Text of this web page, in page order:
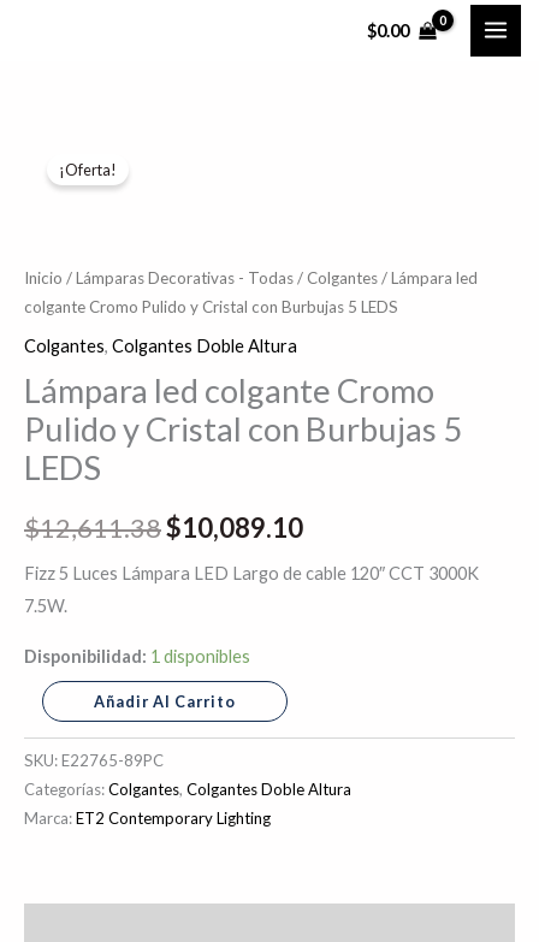
$0.00
¡Oferta!
Inicio /Lámparas Decorativas - Todas/ Colgantes/ Lámpara led
colgante Cromo Pulido y Cristal con Burbujas 5 LEDS
Colgantes, Colgantes Doble Altura
Lámpara led colgante Cromo
Pulido y Cristal con Burbujas 5
LEDS
$12,611.38
era:
$12,611.38.
$10,089.10
es:
Fizz 5 Luces Lámpara LED Largo de cable 120″ CCT 3000K
7.5W.
Disponibilidad: 1 disponibles
Pulido
y
Cristal
Burbujas
5
LEDS
Añadir Al Carrito
SKU:E22765-89PC
Categorías:Colgantes, Colgantes Doble Altura
Marca:ET2 Contemporary Lighting